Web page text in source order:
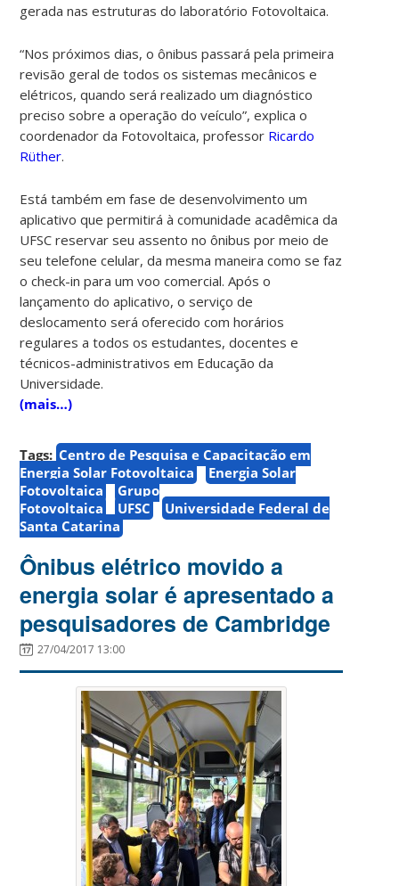
gerada nas estruturas do laboratório Fotovoltaica.
“Nos próximos dias, o ônibus passará pela primeira
revisão geral de todos os sistemas mecânicos e
elétricos, quando será realizado um diagnóstico
preciso sobre a operação do veículo”, explica o
coordenador da Fotovoltaica, professor Ricardo
Rüther.
Está também em fase de desenvolvimento um
aplicativo que permitirá à comunidade acadêmica da
UFSC reservar seu assento no ônibus por meio de
seu telefone celular, da mesma maneira como se faz
o check-in para um voo comercial. Após o
lançamento do aplicativo, o serviço de
deslocamento será oferecido com horários
regulares a todos os estudantes, docentes e
técnicos-administrativos em Educação da
Universidade.
(mais…)
Tags: Centro de Pesquisa e Capacitação em
Energia Solar Fotovoltaica
Energia Solar
Fotovoltaica
Grupo
Fotovoltaica
UFSC
Universidade Federal de
Santa Catarina
Ônibus elétrico movido a
energia solar é apresentado a
pesquisadores de Cambridge
27/04/2017 13:00